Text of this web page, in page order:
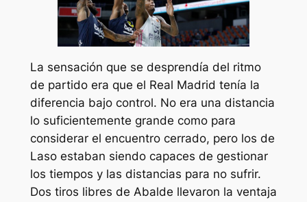
La sensación que se desprendía del ritmo
de partido era que el Real Madrid tenía la
diferencia bajo control. No era una distancia
lo suficientemente grande como para
considerar el encuentro cerrado, pero los de
Laso estaban siendo capaces de gestionar
los tiempos y las distancias para no sufrir.
Dos tiros libres de Abalde llevaron la ventaja